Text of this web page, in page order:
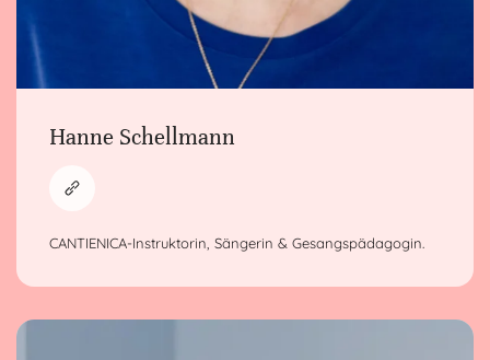
Hanne Schellmann
CANTIENICA-Instruktorin, Sängerin & Gesangspädagogin.